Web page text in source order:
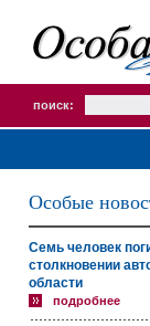
поиск:
Особые
Семь человек
столкновении
области
подробнее